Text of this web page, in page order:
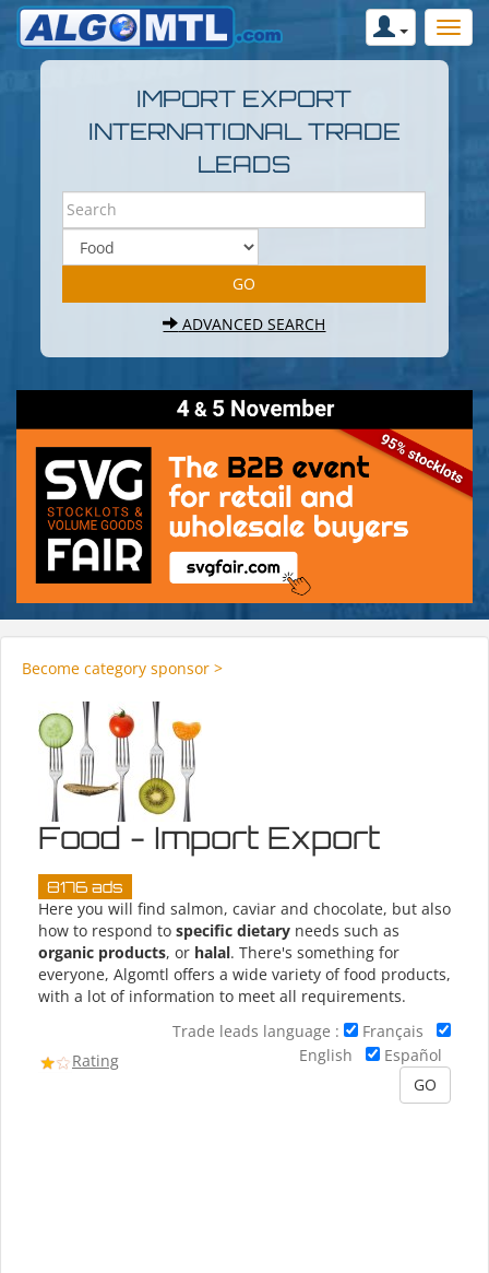
IMPORT EXPORT
INTERNATIONAL TRADE
LEADS
ADVANCED SEARCH
Become category sponsor >
Food - Import Export
8176 ads
Here you will find salmon, caviar and chocolate, but also
how to respond to specific dietary needs such as
organic products, or halal. There's something for
everyone, Algomtl offers a wide variety of food products,
with a lot of information to meet all requirements.
Rating
Trade leads language :
Français
English
Español